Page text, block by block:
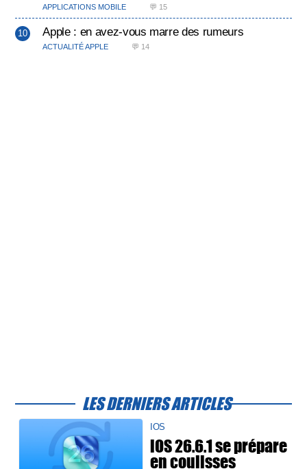
APPLICATIONS MOBILE 💬 15
Apple : en avez-vous marre des rumeurs
ACTUALITÉ APPLE 💬 14
LES DERNIERS ARTICLES
IOS
iOS 26.6.1 se prépare
en coulisses